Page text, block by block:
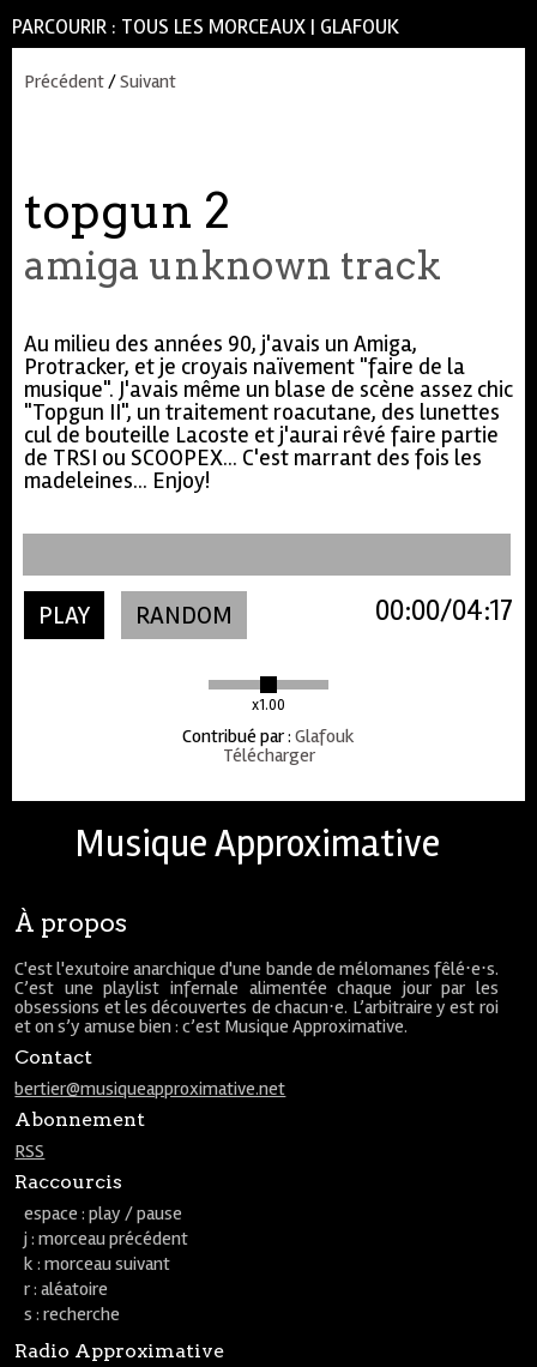
PARCOURIR : TOUS LES MORCEAUX | GLAFOUK
Précédent/Suivant
topgun 2
amiga unknown track
Au milieu des années 90, j'avais un Amiga,
Protracker, et je croyais naïvement "faire de la
musique". J'avais même un blase de scène assez chic
"Topgun II", un traitement roacutane, des lunettes
cul de bouteille Lacoste et j'aurai rêvé faire partie
de TRSI ou SCOOPEX... C'est marrant des fois les
madeleines... Enjoy!
PLAY RANDOM
x1.00
04:17
00:00
Contribué par: Glafouk
Télécharger
Musique Approximative
À propos
C'est l'exutoire anarchique d'une bande de mélomanes fêlé⋅e⋅s.
C’est une playlist infernale alimentée chaque jour par les
obsessions et les découvertes de chacun⋅e. L’arbitraire y est roi
et on s’y amuse bien : c’est Musique Approximative.
Contact
bertier@musiqueapproximative.net
Abonnement
RSS
Raccourcis
espace : play / pause
j : morceau précédent
k : morceau suivant
r : aléatoire
s : recherche
Radio Approximative